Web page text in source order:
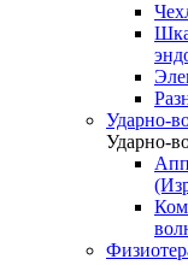
Ударно-
Ударно-